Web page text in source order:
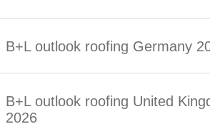
B+L outlook roofing Germany
B+L outlook roofing United
2026